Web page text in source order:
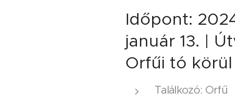
Időpont:
január 13. |
Orfűi tó körül
Találkozó: Orfű